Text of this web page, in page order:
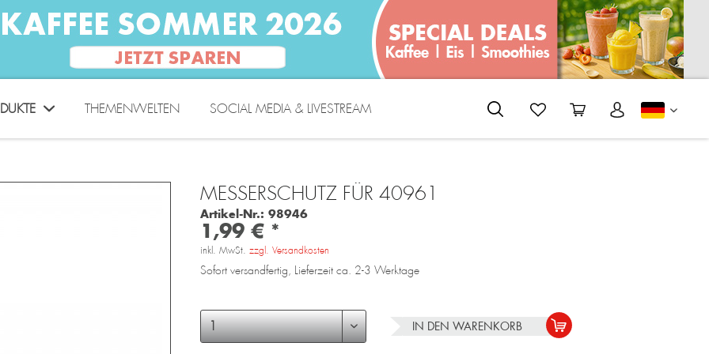
THEMENWELTEN SOCIAL MEDIA & LIVESTREAM
MESSERSCHUTZ FÜR 40961
Artikel-Nr.: 98946
1,99 € *
inkl. MwSt. zzgl. Versandkosten
Sofort versandfertig, Lieferzeit ca. 2-3 Werktage
IN DEN WARENKORB